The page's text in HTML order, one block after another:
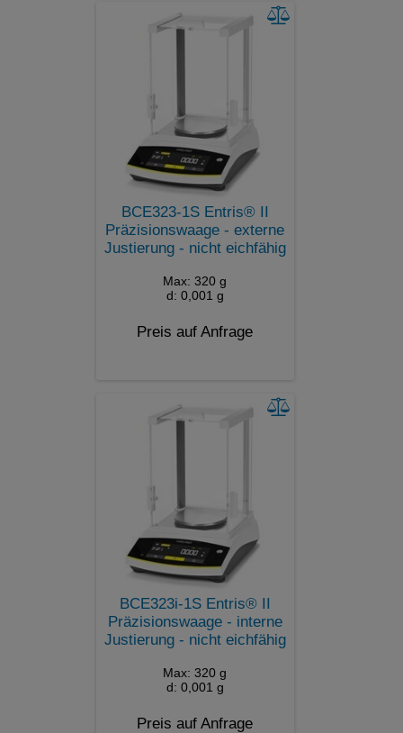
BCE323-1S Entris® II
Präzisionswaage - externe
Justierung - nicht eichfähig
Max: 320 g
d: 0,001 g
Preis auf Anfrage
BCE323i-1S Entris® II
Präzisionswaage - interne
Justierung - nicht eichfähig
Max: 320 g
d: 0,001 g
Preis auf Anfrage